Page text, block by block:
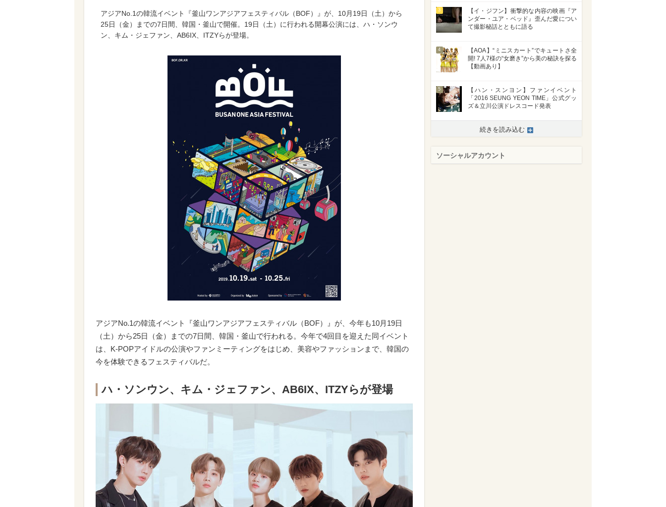
アジアNo.1の韓流イベント『釜山ワンアジアフェスティバル（BOF）』が、10月19日（土）から
25日（金）までの7日間、韓国・釜山で開催。19日（土）に行われる開幕公演には、ハ・ソンウ
ン、キム・ジェファン、AB6IX、ITZYらが登場。
アジアNo.1の韓流イベント『釜山ワンアジアフェスティバル（BOF）』が、今年も10月19日
（土）から25日（金）までの7日間、韓国・釜山で行われる。今年で4回目を迎えた同イベント
は、K-POPアイドルの公演やファンミーティングをはじめ、美容やファッションまで、韓国の
今を体験できるフェスティバルだ。
ハ・ソンウン、キム・ジェファン、AB6IX、ITZYらが登場
3
【イ・ジフン】衝撃的な内容の映画『ア
ンダー・ユア・ベッド』歪んだ愛につい
て撮影秘話とともに語る
4
【AOA】“ミニスカート”でキュートさ全
開! 7人7様の“女磨き”から美の秘訣を探る
【動画あり】
5
【ハン・スンヨン】ファンイベント
「2016 SEUNG YEON TIME」公式グッ
ズ＆立川公演ドレスコード発表
続きを読み込む
ソーシャルアカウント